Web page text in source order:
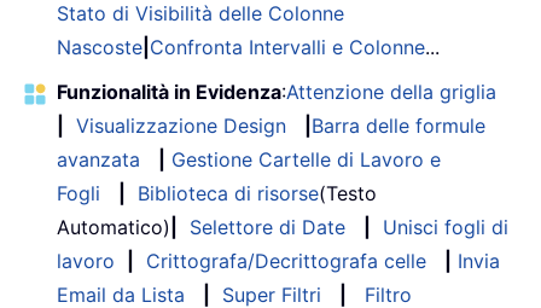
Stato di Visibilità delle Colonne
Nascoste Confronta Intervalli e Colonne...
Funzionalità in Evidenza:Attenzione della griglia
Visualizzazione Design
Barra delle formule
avanzata
Gestione Cartelle di Lavoro e
Fogli
Biblioteca di risorse(Testo
Automatico)
Selettore di Date
Unisci fogli di
lavoro
Crittografa/Decrittografa celle
Invia
Email da Lista
Super Filtri
Filtro